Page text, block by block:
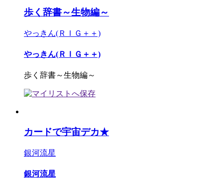
歩く辞書～生物編～
やっきん(ＲＩＧ＋＋)
やっきん(ＲＩＧ＋＋)
歩く辞書～生物編～
カードで宇宙デカ★
銀河流星
銀河流星